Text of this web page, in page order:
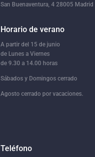
San Buenaventura, 4 28005 Madrid
Horario de verano
A partir del 15 de junio
de Lunes a Viernes
de 9.30 a 14.00 horas
Sábados y Domingos cerrado
Agosto cerrado por vacaciones.
Teléfono